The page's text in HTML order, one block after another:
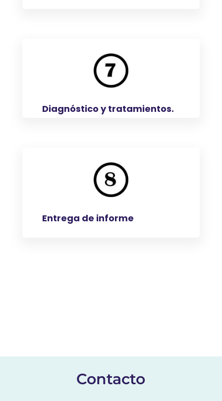
Diagnóstico y tratamientos.
Entrega de informe
Contacto